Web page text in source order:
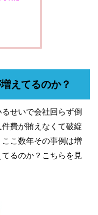
えてるのか？
せいで会社回らず倒
費が賄えなくて破綻
こ数年その事例は増
るのか？こちらを見